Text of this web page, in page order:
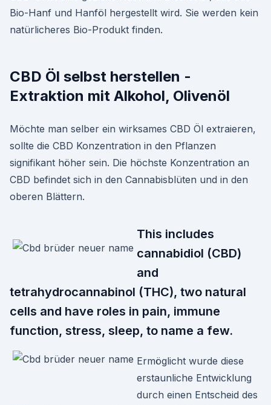
Bio-Hanf und Hanföl hergestellt wird. Sie werden kein
natürlicheres Bio-Produkt finden.
CBD Öl selbst herstellen -
Extraktion mit Alkohol, Olivenöl
Möchte man selber ein wirksames CBD Öl extraieren,
sollte die CBD Konzentration in den Pflanzen
signifikant höher sein. Die höchste Konzentration an
CBD befindet sich in den Cannabisblüten und in den
oberen Blättern.
This includes
cannabidiol (CBD)
and
tetrahydrocannabinol (THC), two natural
cells and have roles in pain, immune
function, stress, sleep, to name a few.
Ermöglicht wurde diese
erstaunliche Entwicklung
durch einen Entscheid des